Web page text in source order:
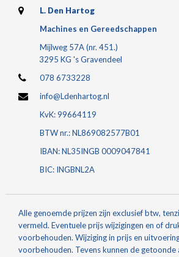
L. Den Hartog
Machines en Gereedschappen
Mijlweg 57A (nr. 451.)
3295 KG 's Gravendeel
078 6733228
info@Ldenhartog.nl
KvK: 99664119
BTW nr.: NL869082577B01
IBAN: NL35INGB 0009047841
BIC: INGBNL2A
Alle genoemde prijzen zijn exclusief btw,
vermeld. Eventuele prijs wijzigingen en of
voorbehouden. Wijziging in prijs en
voorbehouden. Tevens kunnen de getoonde